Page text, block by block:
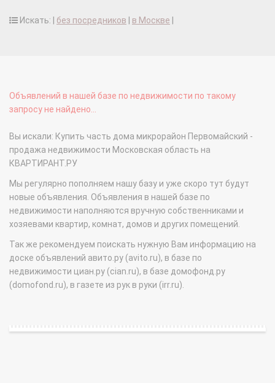
Искать: | без посредников в Москве
Объявлений в нашей базе по недвижимости по такому
запросу не найдено...
Вы искали: Купить часть дома микрорайон Первомайский -
продажа недвижимости Московская область на
КВАРТИРАНТ.РУ
Мы регулярно пополняем нашу базу и уже скоро тут будут
новые объявления. Объявления в нашей базе по
недвижимости наполняются вручную собственниками и
хозяевами квартир, комнат, домов и других помещений.
Так же рекомендуем поискать нужную Вам информацию на
доске объявлений авито.ру (avito.ru), в базе по
недвижимости циан.ру (cian.ru), в базе домофонд.ру
(domofond.ru), в газете из рук в руки (irr.ru).